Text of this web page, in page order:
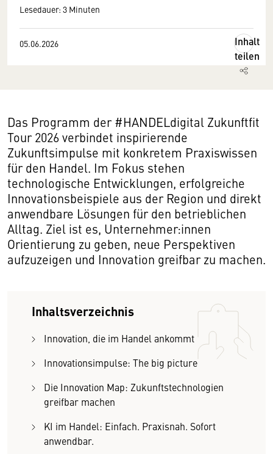
Lesedauer: 3 Minuten
05.06.2026
Inhalt
teilen
Das Programm der #HANDELdigital Zukunftfit
Tour 2026 verbindet inspirierende
Zukunftsimpulse mit konkretem Praxiswissen
für den Handel. Im Fokus stehen
technologische Entwicklungen, erfolgreiche
Innovationsbeispiele aus der Region und direkt
anwendbare Lösungen für den betrieblichen
Alltag. Ziel ist es, Unternehmer:innen
Orientierung zu geben, neue Perspektiven
aufzuzeigen und Innovation greifbar zu machen.
Inhaltsverzeichnis
Innovation, die im Handel ankommt
Innovationsimpulse: The big picture
Die Innovation Map: Zukunftstechnologien
greifbar machen
KI im Handel: Einfach. Praxisnah. Sofort
anwendbar.